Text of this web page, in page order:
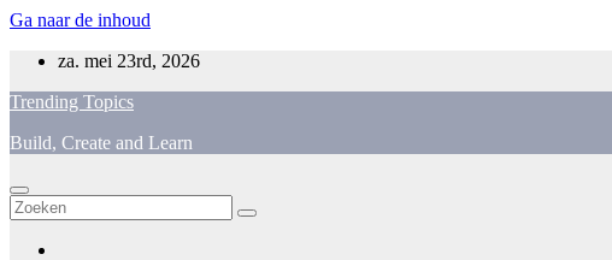
Ga naar de inhoud
za. mei 23rd, 2026
Trending Topics
Build, Create and Learn